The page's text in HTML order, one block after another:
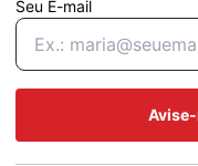
Seu E-mail